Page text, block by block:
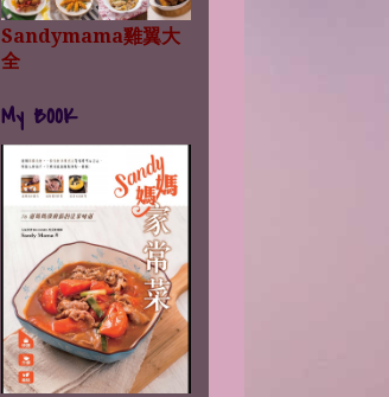
Sandymama雞翼大
全
My BOOK